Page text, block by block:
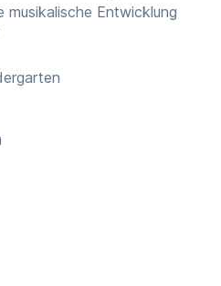
Entwicklung